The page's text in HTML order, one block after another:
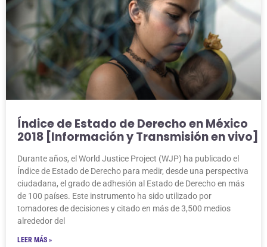
Índice de Estado de Derecho en México
2018 [Información y Transmisión en vivo]
Durante años, el World Justice Project (WJP) ha publicado el
Índice de Estado de Derecho para medir, desde una perspectiva
ciudadana, el grado de adhesión al Estado de Derecho en más
de 100 países. Este instrumento ha sido utilizado por
tomadores de decisiones y citado en más de 3,500 medios
alrededor del
LEER MÁS »